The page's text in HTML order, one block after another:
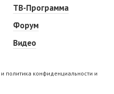
ТВ-Программа
Форум
Видео
политика конфиденциальности и